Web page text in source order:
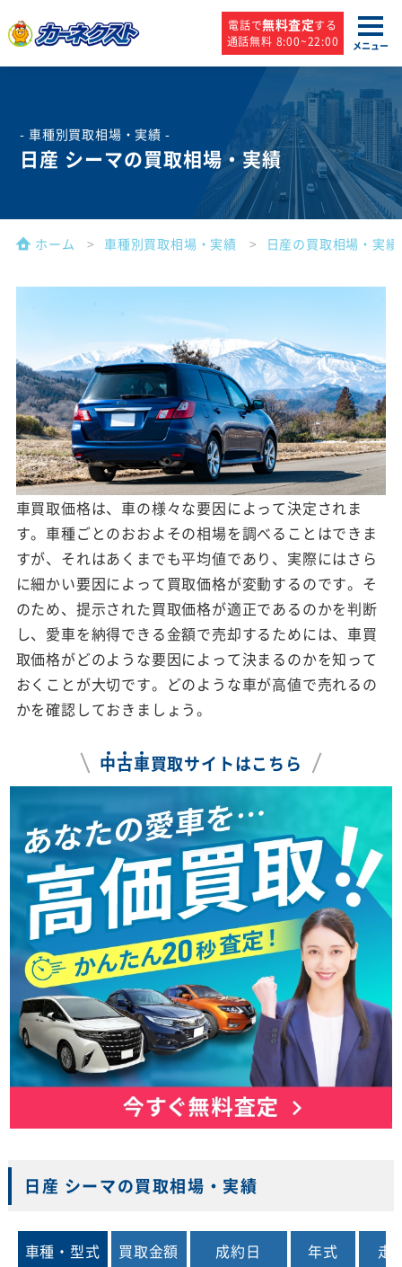
電話で無料査定する
通話無料 8:00~22:00
メニュー
- 車種別買取相場・実績 -
日産 シーマの買取相場・実績
ホーム 車種別買取相場・実績 日産の買取相場・実績
車買取価格は、車の様々な要因によって決定されま
す。車種ごとのおおよその相場を調べることはできま
すが、それはあくまでも平均値であり、実際にはさら
に細かい要因によって買取価格が変動するのです。そ
のため、提示された買取価格が適正であるのかを判断
し、愛車を納得できる金額で売却するためには、車買
取価格がどのような要因によって決まるのかを知って
おくことが大切です。どのような車が高値で売れるの
かを確認しておきましょう。
中古車買取サイトはこちら
日産 シーマの買取相場・実績
車種・型式 買取金額 成約日 年式
走